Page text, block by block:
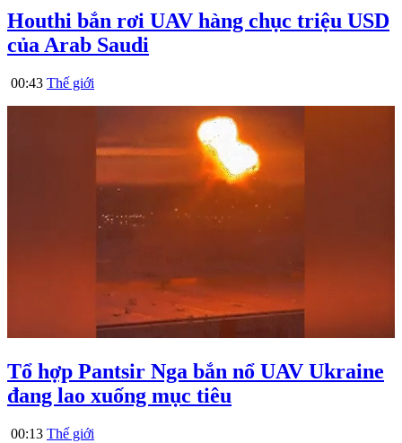
Houthi bắn rơi UAV hàng chục triệu USD
của Arab Saudi
00:43 Thế giới
Tổ hợp Pantsir Nga bắn nổ UAV Ukraine
đang lao xuống mục tiêu
00:13 Thế giới